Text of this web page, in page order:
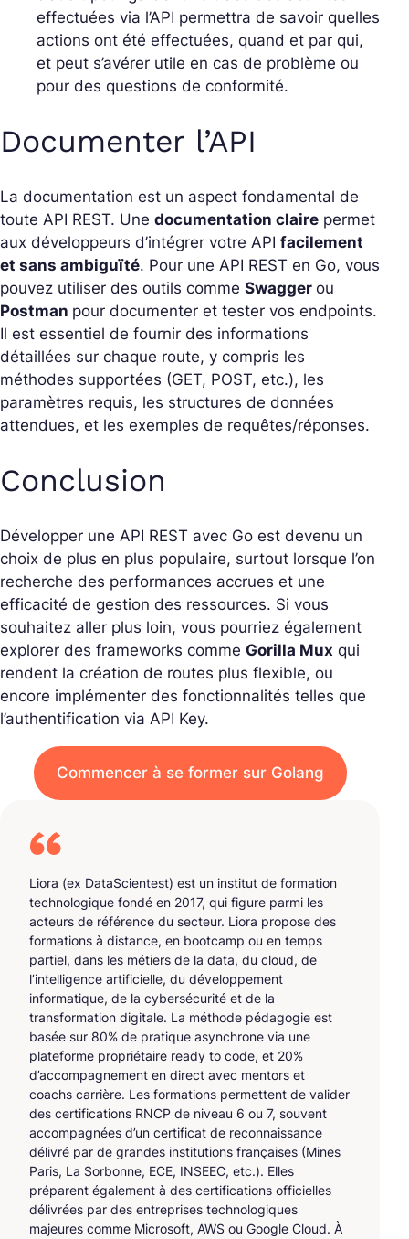
effectuées via l’API permettra de savoir quelles
actions ont été effectuées, quand et par qui,
et peut s’avérer utile en cas de problème ou
pour des questions de conformité.
Documenter l’API
La documentation est un aspect fondamental de
toute API REST. Une documentation claire permet
aux développeurs d’intégrer votre API facilement
et sans ambiguïté. Pour une API REST en Go, vous
pouvez utiliser des outils comme Swagger ou
Postman pour documenter et tester vos endpoints.
Il est essentiel de fournir des informations
détaillées sur chaque route, y compris les
méthodes supportées (GET, POST, etc.), les
paramètres requis, les structures de données
attendues, et les exemples de requêtes/réponses.
Conclusion
Développer une API REST avec Go est devenu un
choix de plus en plus populaire, surtout lorsque l’on
recherche des performances accrues et une
efficacité de gestion des ressources. Si vous
souhaitez aller plus loin, vous pourriez également
explorer des frameworks comme Gorilla Mux qui
rendent la création de routes plus flexible, ou
encore implémenter des fonctionnalités telles que
l’authentification via API Key.
Commencer à se former sur Golang
Liora (ex DataScientest) est un institut de formation
technologique fondé en 2017, qui figure parmi les
acteurs de référence du secteur. Liora propose des
formations à distance, en bootcamp ou en temps
partiel, dans les métiers de la data, du cloud, de
l’intelligence artificielle, du développement
informatique, de la cybersécurité et de la
transformation digitale. La méthode pédagogie est
basée sur 80% de pratique asynchrone via une
plateforme propriétaire ready to code, et 20%
d’accompagnement en direct avec mentors et
coachs carrière. Les formations permettent de valider
des certifications RNCP de niveau 6 ou 7, souvent
accompagnées d’un certificat de reconnaissance
délivré par de grandes institutions françaises (Mines
Paris, La Sorbonne, ECE, INSEEC, etc.). Elles
préparent également à des certifications officielles
délivrées par des entreprises technologiques
majeures comme Microsoft, AWS ou Google Cloud. À